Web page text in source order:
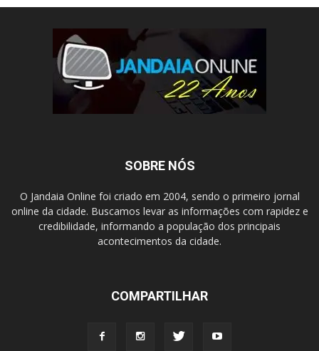
SOBRE NÓS
O Jandaia Online foi criado em 2004, sendo o primeiro jornal
online da cidade. Buscamos levar as informações com rapidez e
credibilidade, informando a população dos principais
acontecimentos da cidade.
COMPARTILHAR